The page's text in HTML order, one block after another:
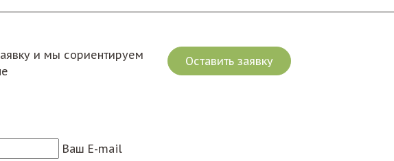
и мы сориентируем
Оставить заявку
Ваш E-mail